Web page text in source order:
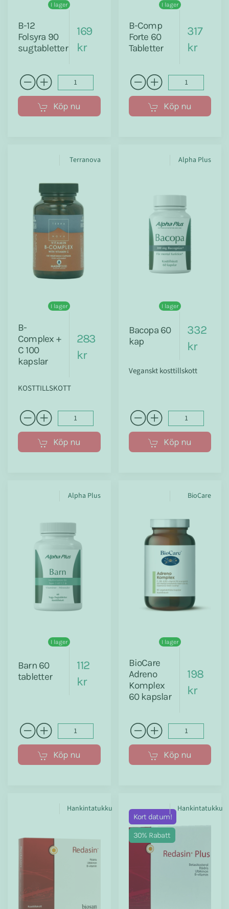
I lager
B-12
Folsyra 90
sugtabletter
169
kr
Köp nu
I lager
B-Comp
Forte 60
Tabletter
317
kr
Köp nu
Terranova
I lager
B-
Complex +
C 100
kapslar
283
kr
KOSTTILLSKOTT
Köp nu
Alpha Plus
I lager
Bacopa 60
kap
332
kr
Veganskt kosttillskott
Köp nu
Alpha Plus
I lager
Barn 60
tabletter
112
kr
Köp nu
BioCare
I lager
BioCare
Adreno
Komplex
60 kapslar
198
kr
Köp nu
Hankintatukku
Kort datum!
30% Rabatt
Hankintatukku